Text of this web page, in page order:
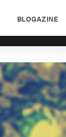
BLOGAZINE